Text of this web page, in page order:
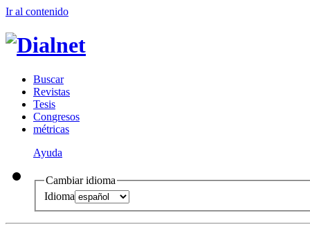
Ir al contenido
Buscar
Revistas
Tesis
Congresos
métricas
Ayuda
Cambiar idioma
Idioma